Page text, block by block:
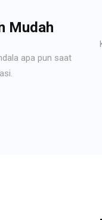
Mudah
apa pun saat